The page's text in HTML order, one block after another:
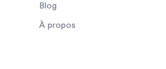
Blog
À propos